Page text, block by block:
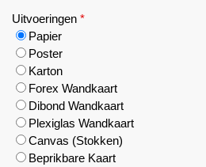
Uitvoeringen *
Papier
Poster
Karton
Forex Wandkaart
Dibond Wandkaart
Plexiglas Wandkaart
Canvas (Stokken)
Beprikbare Kaart